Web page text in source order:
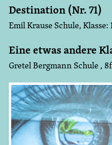
Destination (Nr. 71)
Emil Krause Schule,
Eine etwas andere
Gretel Bergmann Schule ,